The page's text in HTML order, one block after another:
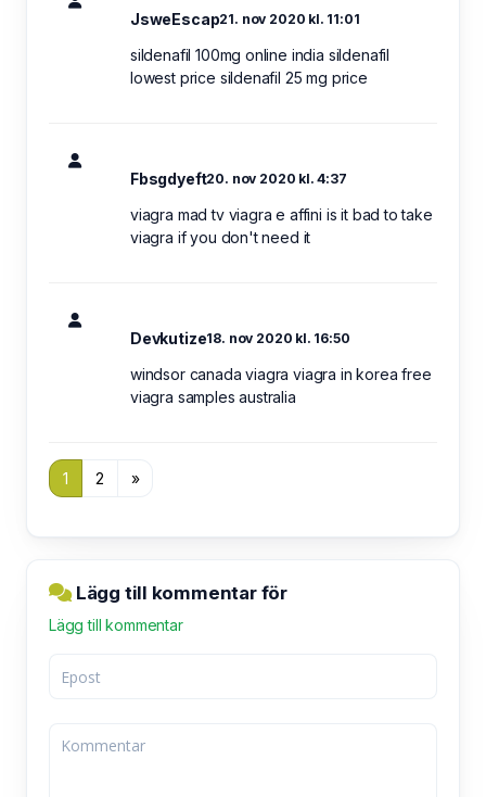
JsweEscap21. nov 2020 kl. 11:01
sildenafil 100mg online india sildenafil
lowest price sildenafil 25 mg price
Fbsgdyeft20. nov 2020 kl. 4:37
viagra mad tv viagra e affini is it bad to take
viagra if you don't need it
Devkutize18. nov 2020 kl. 16:50
windsor canada viagra viagra in korea free
viagra samples australia
1 2 »
Lägg till kommentar för
Lägg till kommentar